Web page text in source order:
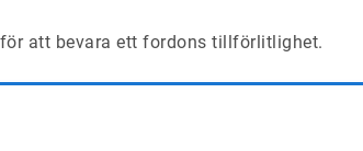
att bevara ett fordons tillförlitlighet.